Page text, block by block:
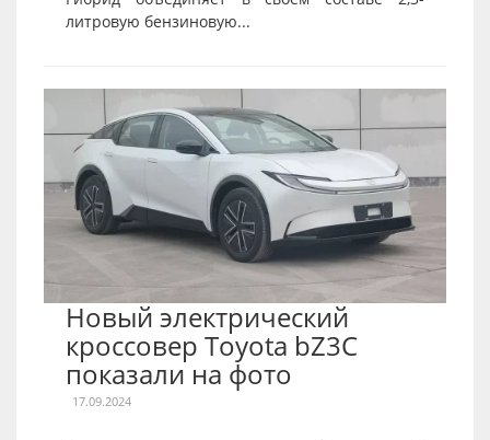
литровую бензиновую...
Новый электрический
кроссовер Toyota bZ3C
показали на фото
17.09.2024